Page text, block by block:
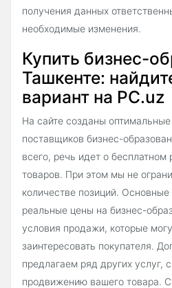
получения данных
необходимые изменения.
Купить бизнес-
Ташкенте:
вариант на PC.uz
На сайте созданы
поставщиков бизнес-
всего, речь идет о
товаров. При этом мы не
количестве позиций.
реальные цены на бизнес-
условия продажи, которые
заинтересовать покупателя.
предлагаем ряд других услуг,
продвижению вашего товара.